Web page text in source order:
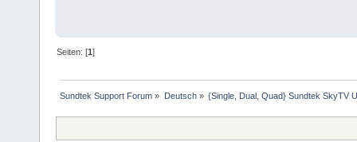
Seiten: [1]
Sundtek Support Forum » Deutsch» {Single, Dual, Quad} Sundtek SkyTV